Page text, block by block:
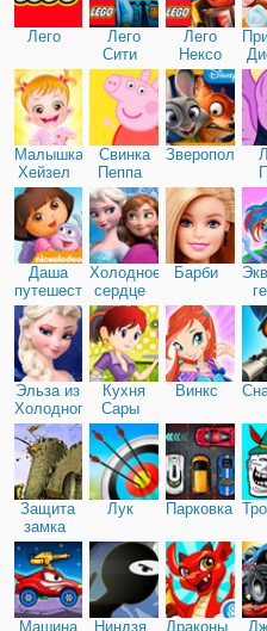
Лего
Лего
Сити
Лего
Нексо
Найтс
Малышка
Хейзел
Свинка
Пеппа
Зверополис
Даша
путешественница
Холодное
сердце
Барби
Эльза из
Холодного
сердца
Кухня
Сары
Винкс
Защита
замка
Лук Парковка
Машина
Ниндзя Драконы